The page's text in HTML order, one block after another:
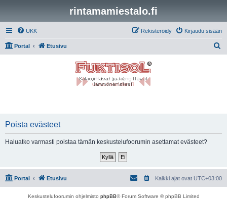
rintamamiestalo.fi
UKK Kirjaudu sisään
Rekisteröidy
Portal Etusivu
Poista evästeet
Haluatko varmasti poistaa tämän keskustelufoorumin asettamat evästeet?
Portal Etusivu Kaikki ajat ovat UTC+03:00
Keskustelufoorumin ohjelmisto phpBB® Forum Software © phpBB Limited